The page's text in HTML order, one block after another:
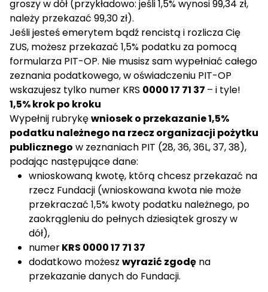
groszy w dół (przykładowo: jeśli 1,5% wynosi 99,34 zł,
należy przekazać 99,30 zł).
Jeśli jesteś emerytem bądź rencistą i rozlicza Cię
ZUS, możesz przekazać 1,5% podatku za pomocą
formularza PIT-OP. Nie musisz sam wypełniać całego
zeznania podatkowego, w oświadczeniu PIT-OP
wskazujesz tylko numer KRS 0000 17 71 37 – i tyle!
1,5% krok po kroku
Wypełnij rubrykęwniosek o przekazanie 1,5%
podatku należnego na rzecz organizacji pożytku
publicznego w zeznaniach PIT (28, 36, 36L, 37, 38),
podając następujące dane:
wnioskowaną kwotę, którą chcesz przekazać na
rzecz Fundacji (wnioskowana kwota nie może
przekraczać 1,5% kwoty podatku należnego, po
zaokrągleniu do pełnych dziesiątek groszy w
dół),
numerKRS 0000 17 71 37
dodatkowo możesz wyrazić zgodę na
przekazanie danych do Fundacji.